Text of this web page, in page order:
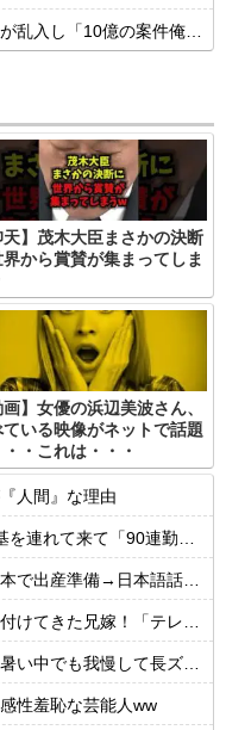
犬w」→取引先社長「誰だね君は…」既に契約成立していて…
天】茂木大臣まさかの決断
界から賞賛が集まってしま
画】女優の浜辺美波さん、
いる映像がネットで話題
・これは・・・
人間』な理由
働基準法違反です」→俺「彼は30連休中ですが?」
本語話せないため病院に断られる
一気見させた結果……甥っ子が重度の中二病を発症して家で大暴れｗｗ
いてる。半ズボンはモテ無い。厳しいって
性羞恥な芸能人ww